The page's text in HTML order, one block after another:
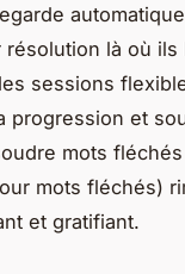
là où ils
sessions
progression et
mots fléchés
mots fléchés)
et gratifiant.